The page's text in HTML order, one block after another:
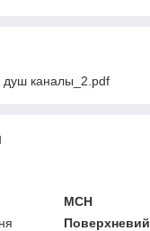
душ каналы_2.pdf
MCH
Поверхневий